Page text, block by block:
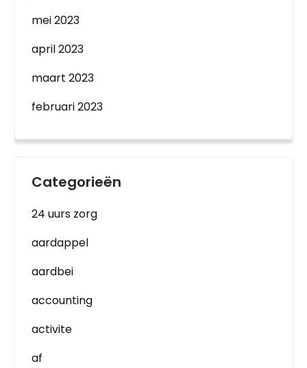
mei 2023
april 2023
maart 2023
februari 2023
Categorieën
24 uurs zorg
aardappel
aardbei
accounting
activite
af